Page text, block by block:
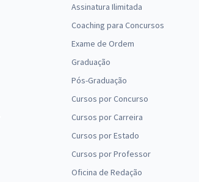
Assinatura Ilimitada
Coaching para Concursos
Exame de Ordem
Graduação
Pós-Graduação
Cursos por Concurso
Cursos por Carreira
Cursos por Estado
Cursos por Professor
Oficina de Redação